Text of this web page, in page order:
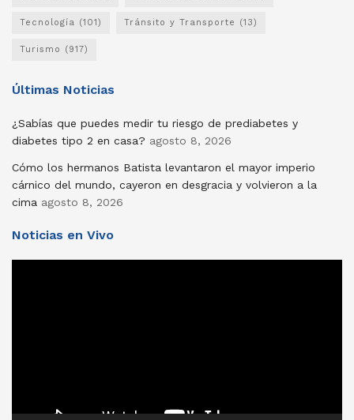
Tecnología (101) Tránsito y Transporte (13)
Turismo (917)
Últimas Noticias
¿Sabías que puedes medir tu riesgo de prediabetes y
diabetes tipo 2 en casa? agosto 8, 2026
Cómo los hermanos Batista levantaron el mayor imperio
cárnico del mundo, cayeron en desgracia y volvieron a la
cima agosto 8, 2026
Noticias en Vivo